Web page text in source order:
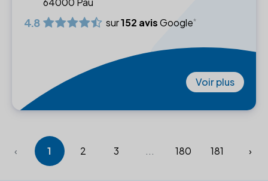
4.8 sur152 avisGoogle
Voir plus
‹ 1 2 3 ... 180 181 ›